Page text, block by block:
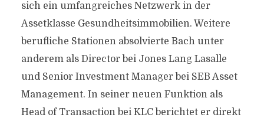
sich ein umfangreiches Netzwerk in der
Assetklasse Gesundheitsimmobilien. Weitere
berufliche Stationen absolvierte Bach unter
anderem als Director bei Jones Lang Lasalle
und Senior Investment Manager bei SEB Asset
Management. In seiner neuen Funktion als
Head of Transaction bei KLC berichtet er direkt